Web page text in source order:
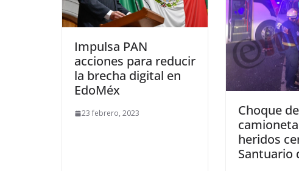
Impulsa PAN
acciones para reducir
la brecha digital en
EdoMéx
23 febrero, 2023
Choque
heridos
Santuario